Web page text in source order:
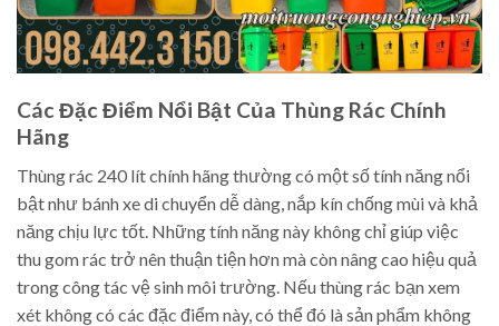
Các Đặc Điểm Nổi Bật Của Thùng Rác Chính
Hãng
Thùng rác 240 lít chính hãng thường có một số tính năng nổi
bật như bánh xe di chuyển dễ dàng, nắp kín chống mùi và khả
năng chịu lực tốt. Những tính năng này không chỉ giúp việc
thu gom rác trở nên thuận tiện hơn mà còn nâng cao hiệu quả
trong công tác vệ sinh môi trường. Nếu thùng rác bạn xem
xét không có các đặc điểm này, có thể đó là sản phẩm không